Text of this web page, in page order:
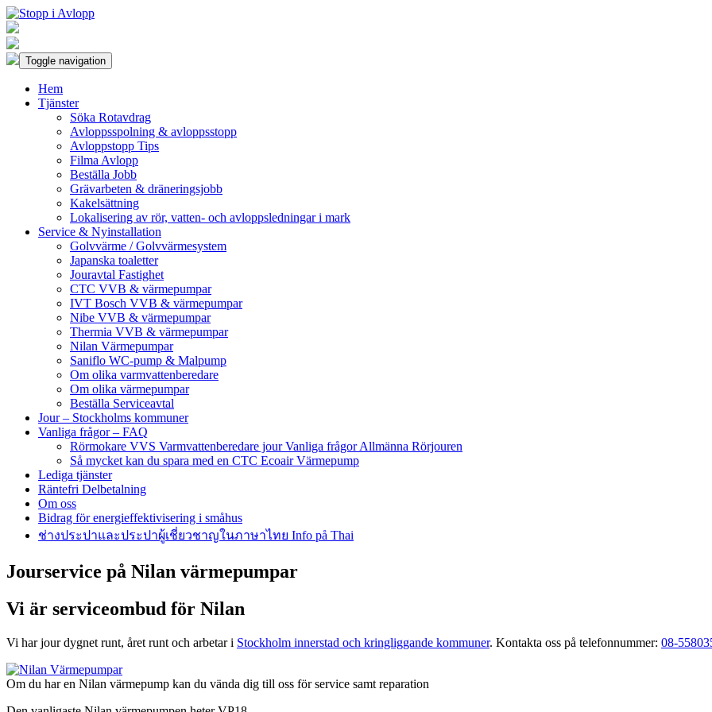
Toggle navigation
Hem
Tjänster
Söka Rotavdrag
Avloppsspolning & avloppsstopp
Avloppstopp Tips
Filma Avlopp
Beställa Jobb
Grävarbeten & dräneringsjobb
Kakelsättning
Lokalisering av rör, vatten- och avloppsledningar i mark
Service & Nyinstallation
Golvvärme / Golvvärmesystem
Japanska toaletter
Jouravtal Fastighet
CTC VVB & värmepumpar
IVT Bosch VVB & värmepumpar
Nibe VVB & värmepumpar
Thermia VVB & värmepumpar
Nilan Värmepumpar
Saniflo WC-pump & Malpump
Om olika varmvattenberedare
Om olika värmepumpar
Beställa Serviceavtal
Jour – Stockholms kommuner
Vanliga frågor – FAQ
Rörmokare VVS Varmvattenberedare jour Vanliga frågor Allmänna Rörjouren
Så mycket kan du spara med en CTC Ecoair Värmepump
Lediga tjänster
Räntefri Delbetalning
Om oss
Bidrag för energieffektivisering i småhus
ช่างประปาและประปาผู้เชี่ยวชาญในภาษาไทย Info på Thai
Jourservice på Nilan värmepumpar
Vi är serviceombud för Nilan
Vi har jour dygnet runt, året runt och arbetar i Stockholm innerstad och kringliggande kommuner. Kontakta oss på telefonnummer: 08-
Om du har en Nilan värmepump kan du vända dig till oss för service samt reparation